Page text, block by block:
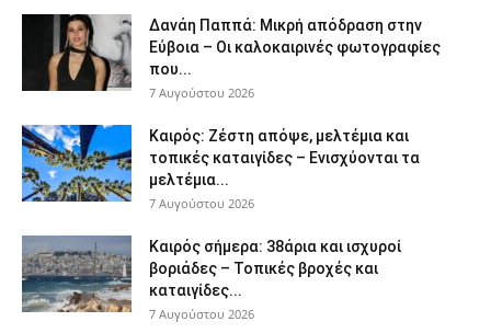
Δανάη Παππά: Μικρή απόδραση στην
Εύβοια – Οι καλοκαιρινές φωτογραφίες
που...
7 Αυγούστου 2026
Καιρός: Ζέστη απόψε, μελτέμια και
τοπικές καταιγίδες – Ενισχύονται τα
μελτέμια...
7 Αυγούστου 2026
Καιρός σήμερα: 38άρια και ισχυροί
βοριάδες – Τοπικές βροχές και
καταιγίδες...
7 Αυγούστου 2026